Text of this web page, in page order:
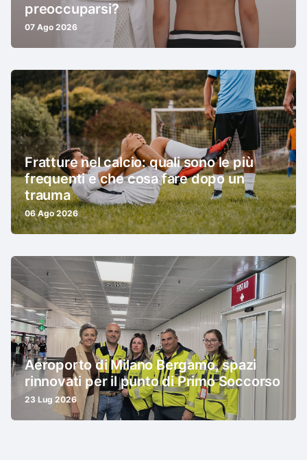
preoccuparsi?
07 Ago 2026
Fratture nel calcio: quali sono le più
frequenti e che cosa fare dopo un
trauma
06 Ago 2026
Aeroporto di Milano Bergamo, spazi
rinnovati per il punto di Primo Soccorso
23 Lug 2026